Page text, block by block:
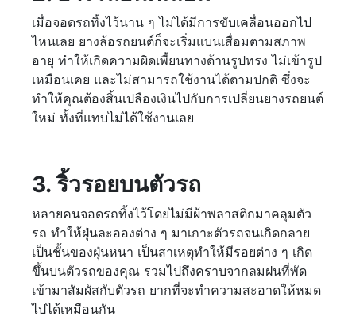
เมื่อจอดรถทิ้งไว้นาน ๆ ไม่ได้มีการขับเคลื่อนออกไป
ไหนเลย ยางล้อรถยนต์ก็จะเริ่มแบนเสื่อมตามสภาพ
อายุ ทำให้เกิดความผิดเพี้ยนทางด้านรูปทรง ไม่เข้ารูป
เหมือนเคย และไม่สามารถใช้งานได้ตามปกติ ซึ่งจะ
ทำให้คุณต้องสิ้นเปลืองเงินไปกับการเปลี่ยนยางรถยนต์
ใหม่ ทั้งที่แทบไม่ได้ใช้งานเลย
3. ริ้วรอยบนตัวรถ
หลายคนจอดรถทิ้งไว้โดยไม่มีผ้าพลาสติกมาคลุมตัว
รถ ทำให้ฝุ่นละอองต่าง ๆ มาเกาะตัวรถจนเกิดกลาย
เป็นชั้นของฝุ่นหนา เป็นสาเหตุทำให้มีรอยต่าง ๆ เกิด
ขึ้นบนตัวรถของคุณ รวมไปถึงคราบจากลมฝนที่พัด
เข้ามาสัมผัสกับตัวรถ ยากที่จะทำความสะอาดให้หมด
ไปได้เหมือนกัน